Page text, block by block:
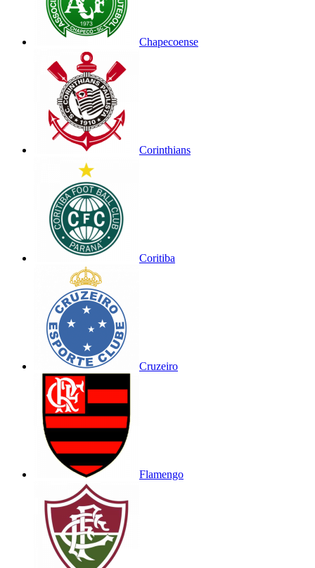
Chapecoense
Corinthians
Coritiba
Cruzeiro
Flamengo